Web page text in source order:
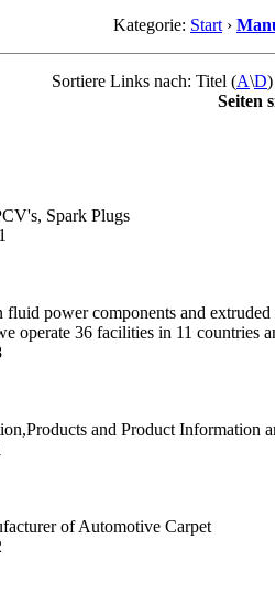
Kategorie: Start ›
Sortiere Links nach: Titel (A\D
Seiten
Spark Plugs
power components and
operate 36 facilities in 11
and Product Information
of Automotive Carpet